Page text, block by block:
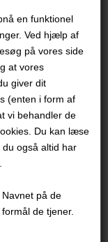
en funktionel
Ved hjælp af
på vores side
at vores
giver dit
(enten i form af
vi behandler de
Du kan læse
du også altid har
på de
de tjener.